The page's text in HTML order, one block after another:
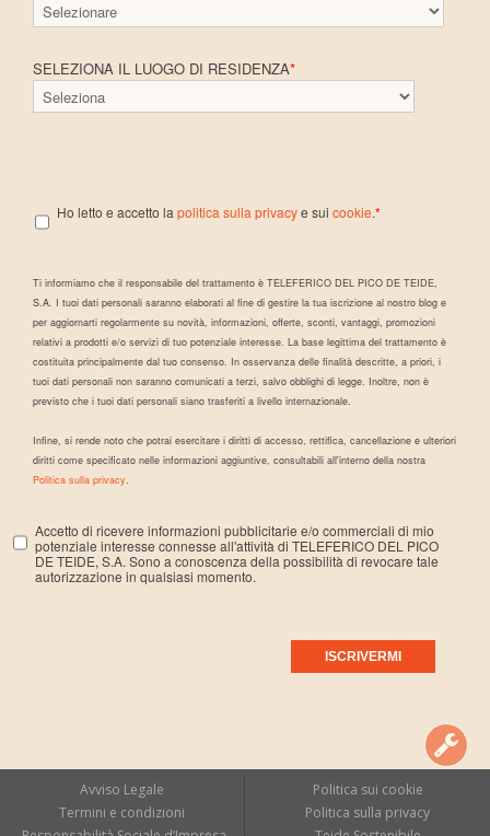
SELEZIONA IL LUOGO DI RESIDENZA*
Ho letto e accetto la politica sulla privacye sui cookie.*
Ti informiamo che il responsabile del trattamento è TELEFERICO DEL PICO DE TEIDE,
S.A. I tuoi dati personali saranno elaborati al fine di gestire la tua iscrizione al nostro blog e
per aggiornarti regolarmente su novità, informazioni, offerte, sconti, vantaggi, promozioni
relativi a prodotti e/o servizi di tuo potenziale interesse. La base legittima del trattamento è
costituita principalmente dal tuo consenso. In osservanza delle finalità descritte, a priori, i
tuoi dati personali non saranno comunicati a terzi, salvo obblighi di legge. Inoltre, non è
previsto che i tuoi dati personali siano trasferiti a livello internazionale.
Infine, si rende noto che potrai esercitare i diritti di accesso, rettifica, cancellazione e ulteriori
diritti come specificato nelle informazioni aggiuntive, consultabili all'interno della nostra
Politica sulla privacy.
Accetto di ricevere informazioni pubblicitarie e/o commerciali di mio
potenziale interesse connesse all'attività di TELEFERICO DEL PICO
DE TEIDE, S.A. Sono a conoscenza della possibilità di revocare tale
autorizzazione in qualsiasi momento.
Avviso Legale
Politica sui cookie
Termini e condizioni
Politica sulla privacy